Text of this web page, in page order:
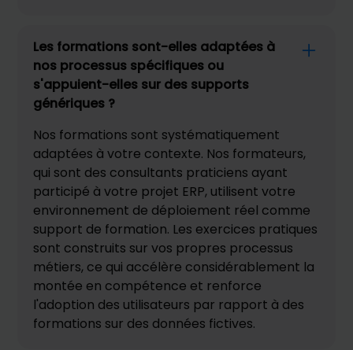
Les formations sont-elles adaptées à
nos processus spécifiques ou
s'appuient-elles sur des supports
génériques ?
Nos formations sont systématiquement
adaptées à votre contexte. Nos formateurs,
qui sont des consultants praticiens ayant
participé à votre projet ERP, utilisent votre
environnement de déploiement réel comme
support de formation. Les exercices pratiques
sont construits sur vos propres processus
métiers, ce qui accélère considérablement la
montée en compétence et renforce
l'adoption des utilisateurs par rapport à des
formations sur des données fictives.